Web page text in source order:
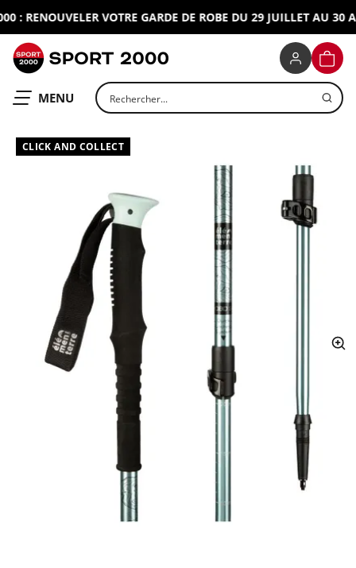
: RENOUVELER VOTRE GARDE DE ROBE DU 29 JUILLET AU 30
OUVRIR LE
MENU Rechercher un produit
CLICK AND COLLECT